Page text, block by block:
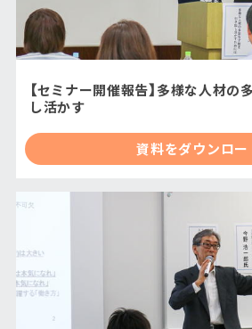
【セミナー開催報告】多様な人材の
し活かす
資料をダウンロー